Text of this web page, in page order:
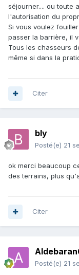
séjourner.... ou toute
l'autorisation du
Si vous voulez
passer la barrière, il
Tous les chasseurs
même si dans la
Citer
bly
Posté(e) 21
ok merci beaucoup
des terrains, plus
Citer
Posté(e) 21